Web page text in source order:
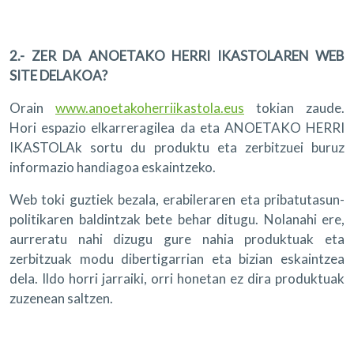
2.- ZER DA ANOETAKO HERRI IKASTOLAREN WEB
SITE DELAKOA?
Orain www.anoetakoherriikastola.eus tokian zaude.
Hori espazio elkarreragilea da eta ANOETAKO HERRI
IKASTOLAk sortu du produktu eta zerbitzuei buruz
informazio handiagoa eskaintzeko.
Web toki guztiek bezala, erabileraren eta pribatutasun-
politikaren baldintzak bete behar ditugu. Nolanahi ere,
aurreratu nahi dizugu gure nahia produktuak eta
zerbitzuak modu dibertigarrian eta bizian eskaintzea
dela. Ildo horri jarraiki, orri honetan ez dira produktuak
zuzenean saltzen.